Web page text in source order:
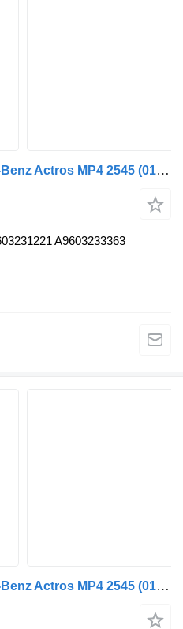
Stabilizačná tyč Mercedes-Benz Actros MP4 2545 (01.13-) A9603231863 na ťahača Mercedes-Benz Actros MP4 Antos Arocs (2012-)
A9603233363
Stabilizačná tyč Mercedes-Benz Actros MP4 2545 (01.13-) A9603230024 na ťahača Mercedes-Benz Actros MP4 Antos Arocs (2012-)